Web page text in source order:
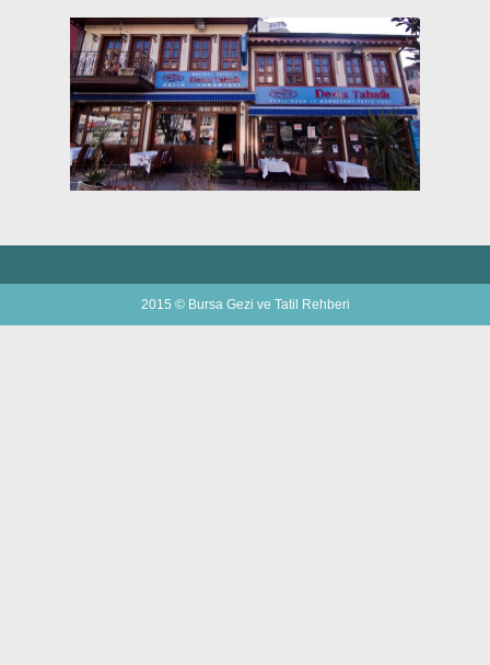
2015 © Bursa Gezi ve Tatil Rehberi